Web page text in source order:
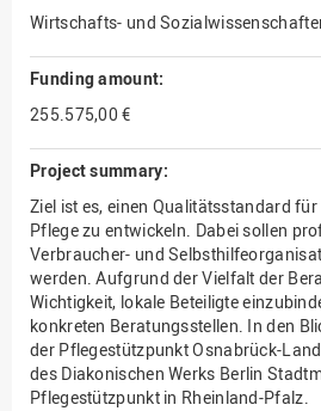
Wirtschafts- und
Funding amount:
255.575,00 €
Project summary:
Ziel ist es, einen Qualitätsstandard
Pflege zu entwickeln. Dabei sollen
Verbraucher- und
werden. Aufgrund der Vielfalt der
Wichtigkeit, lokale Beteiligte
konkreten Beratungsstellen. In den
der Pflegestützpunkt Osnabrück-
des Diakonischen Werks Berlin
Pflegestützpunkt in Rheinland-Pfalz.